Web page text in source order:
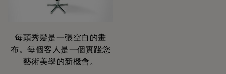
每頭秀髮是一張空白的畫
布。每個客人是一個實踐您
藝術美學的新機會。